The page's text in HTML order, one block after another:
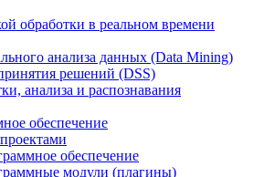
обработки в реальном времени
анализа данных (Data Mining)
решений (DSS)
анализа и распознавания
обеспечение
обеспечение
модули (плагины)